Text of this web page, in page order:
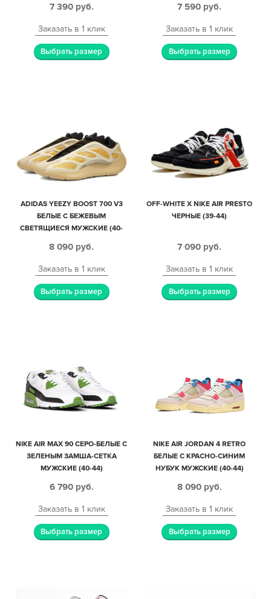
7 390 руб.
Заказать в 1 клик
Выбрать размер
7 590 руб.
Заказать в 1 клик
Выбрать размер
ADIDAS YEEZY BOOST 700 V3
БЕЛЫЕ С БЕЖЕВЫМ
СВЕТЯЩИЕСЯ МУЖСКИЕ (40-
8 090 руб.
Заказать в 1 клик
Выбрать размер
OFF-WHITE X NIKE AIR PRESTO
ЧЕРНЫЕ (39-44)
7 090 руб.
Заказать в 1 клик
Выбрать размер
NIKE AIR MAX 90 СЕРО-БЕЛЫЕ С
ЗЕЛЕНЫМ ЗАМША-СЕТКА
МУЖСКИЕ (40-44)
6 790 руб.
Заказать в 1 клик
Выбрать размер
NIKE AIR JORDAN 4 RETRO
БЕЛЫЕ С КРАСНО-СИНИМ
НУБУК МУЖСКИЕ (40-44)
8 090 руб.
Заказать в 1 клик
Выбрать размер